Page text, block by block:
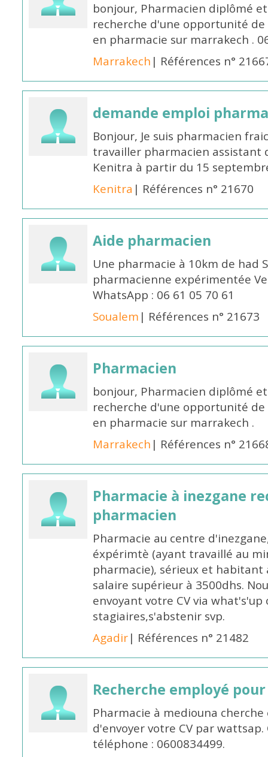
bonjour, Pharmacien diplômé
recherche d'une opportunité
en pharmacie sur marrakech .
Marrakech | Références n°
demande emploi
Bonjour, Je suis pharmacien
travailler pharmacien assistant
Kenitra à partir du 15
Kenitra | Références n° 21670
Aide pharmacien
Une pharmacie à 10km de had
pharmacienne expérimentée
WhatsApp : 06 61 05 70 61
Soualem | Références n° 21673
Pharmacien
bonjour, Pharmacien diplômé
recherche d'une opportunité
en pharmacie sur marrakech .
Marrakech | Références n°
Pharmacie à inezgane
pharmacien
Pharmacie au centre
éxpérimtè (ayant travaillé au
pharmacie), sérieux et habitant
salaire supérieur à 3500dhs.
envoyant votre CV via
stagiaires,s'abstenir svp.
Agadir| Références n° 21482
Recherche employé
Pharmacie à mediouna
d'envoyer votre CV par
téléphone : 0600834499.